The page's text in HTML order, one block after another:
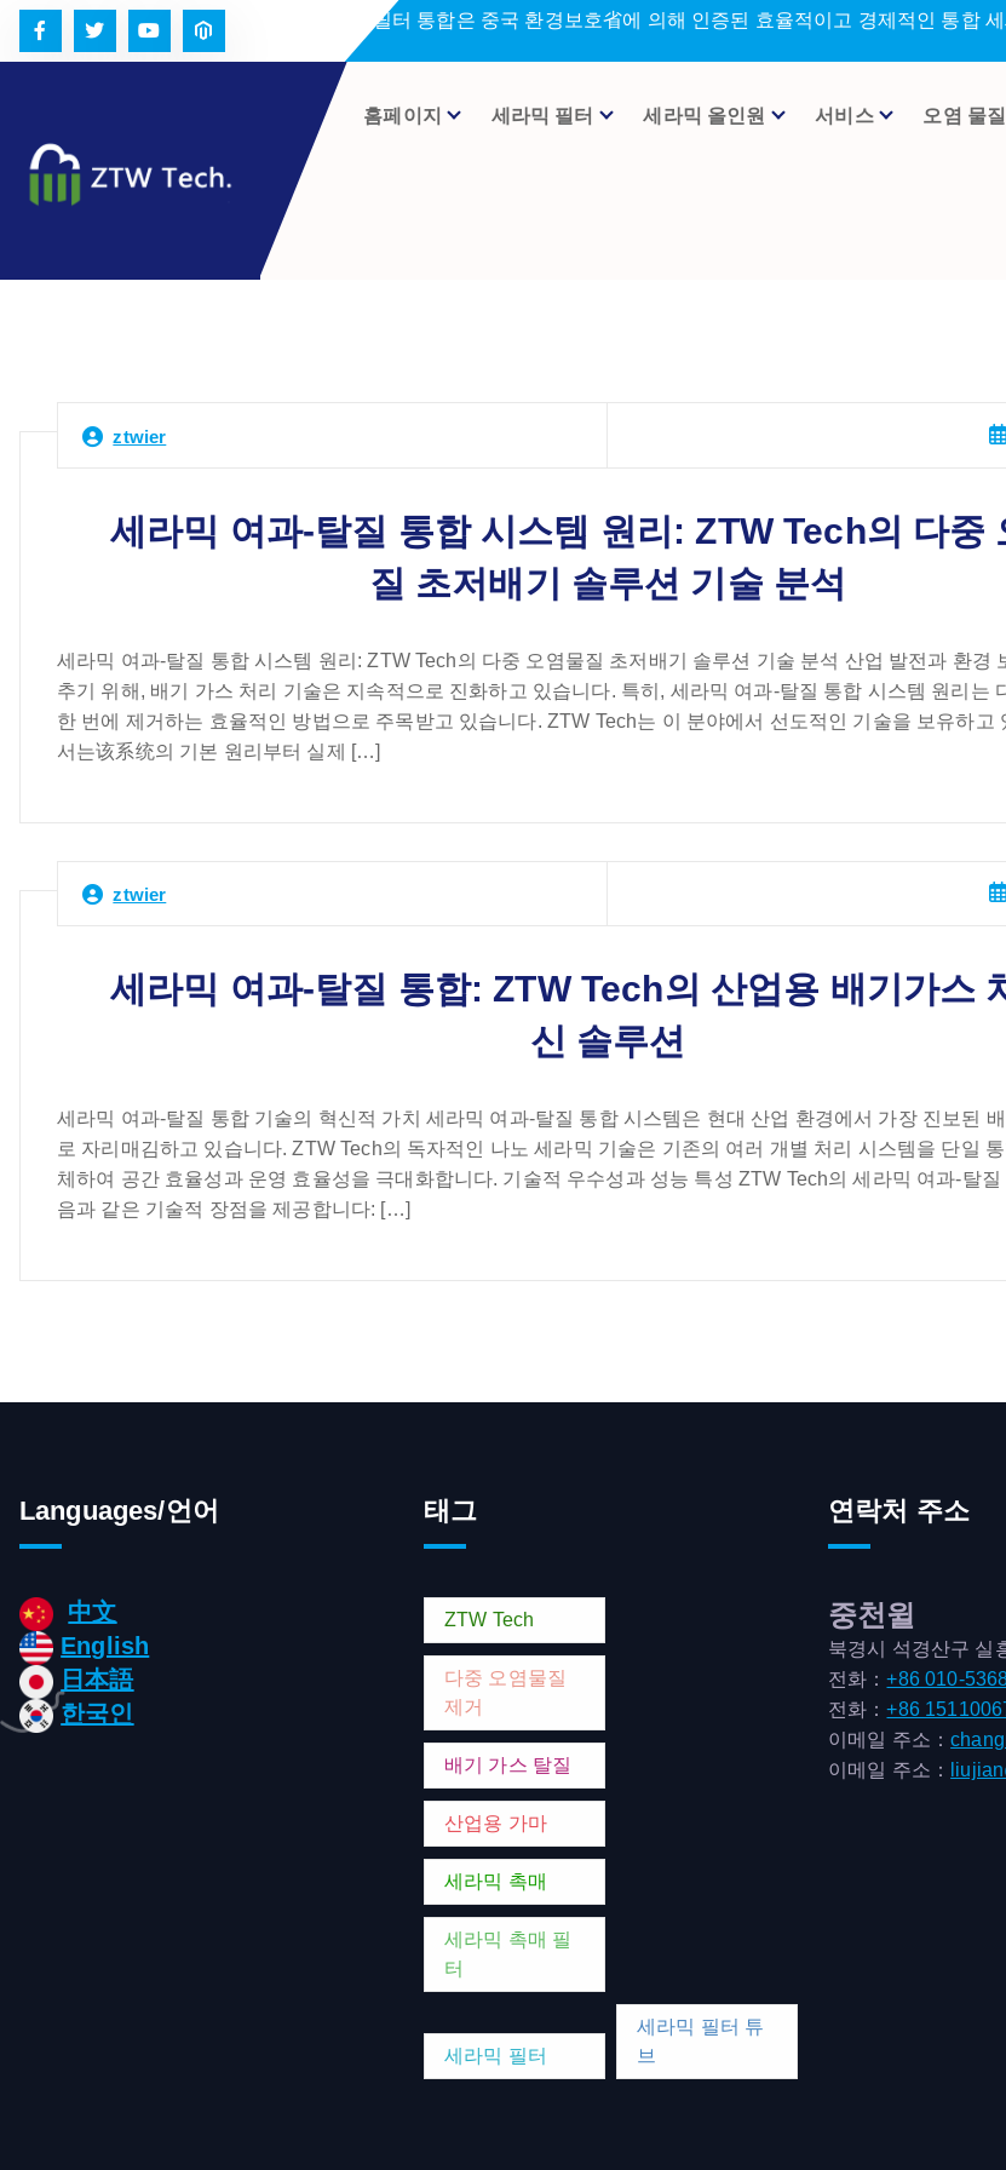
세라미크 필터 통합은 중국 환경보호省에 의해 인증된 효율적이고 경제적인 통합
홈페이지 세라믹 필터 세라믹 올인원 서비스 오염 물질
ztwier
세라믹 여과-탈질 통합 시스템 원리: ZTW Tech의 다중
질 초저배기 솔루션 기술 분석
세라믹 여과-탈질 통합 시스템 원리: ZTW Tech의 다중 오염물질 초저배기 솔루션 기술 분석 산업 발전과 환경
추기 위해, 배기 가스 처리 기술은 지속적으로 진화하고 있습니다. 특히, 세라믹 여과-탈질 통합 시스템 원리는
한 번에 제거하는 효율적인 방법으로 주목받고 있습니다. ZTW Tech는 이 분야에서 선도적인 기술을 보유하고
서는该系统의 기본 원리부터 실제 […]
ztwier
세라믹 여과-탈질 통합: ZTW Tech의 산업용 배기가스
신 솔루션
세라믹 여과-탈질 통합 기술의 혁신적 가치 세라믹 여과-탈질 통합 시스템은 현대 산업 환경에서 가장 진보된
로 자리매김하고 있습니다. ZTW Tech의 독자적인 나노 세라믹 기술은 기존의 여러 개별 처리 시스템을 단일
체하여 공간 효율성과 운영 효율성을 극대화합니다. 기술적 우수성과 성능 특성 ZTW Tech의 세라믹 여과-탈
음과 같은 기술적 장점을 제공합니다: […]
Languages/언어
中文
English
日本語
한국인
태그
ZTW Tech
다중 오염물질
제거
배기 가스 탈질
산업용 가마
세라믹 촉매
세라믹 촉매 필
터
세라믹 필터
세라믹 필터 튜
브
연락처 주소
중천윌
북경시 석경산구 실
전화：+86 010-
전화：+86
이메일 주소：
이메일 주소：